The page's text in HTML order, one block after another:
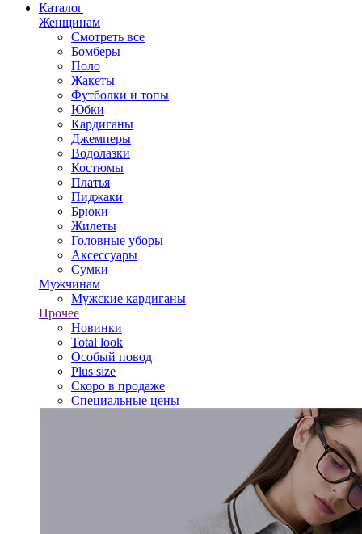
Каталог
Женщинам
Смотреть все
Бомберы
Поло
Жакеты
Футболки и топы
Юбки
Кардиганы
Джемперы
Водолазки
Костюмы
Платья
Пиджаки
Брюки
Жилеты
Головные уборы
Аксессуары
Сумки
Мужчинам
Мужские кардиганы
Прочее
Новинки
Total look
Особый повод
Plus size
Скоро в продаже
Специальные цены